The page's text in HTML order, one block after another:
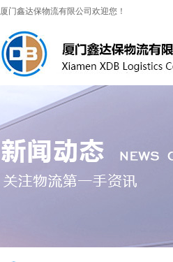
厦门鑫达保物流有限公司欢迎您！